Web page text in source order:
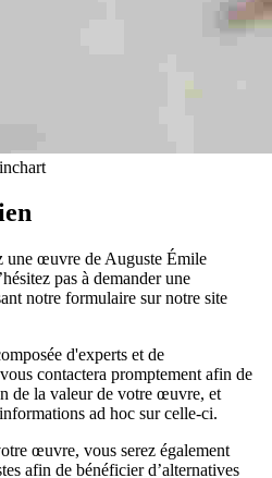
une œuvre de Auguste Émile
pas à demander une
notre formulaire sur notre site
d'experts et de
contactera promptement afin de
de la valeur de votre œuvre, et
ad hoc sur celle-ci.
œuvre, vous serez également
afin de bénéficier d’alternatives